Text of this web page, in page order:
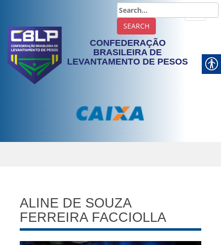
CONFEDERAÇÃO
BRASILEIRA DE
LEVANTAMENTO DE PESOS
ALINE DE SOUZA
FERREIRA FACCIOLLA